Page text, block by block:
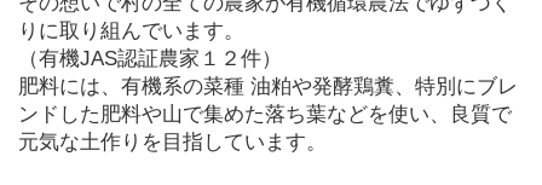
りに取り組んでいます。
（有機JAS認証農家１２件）
肥料には、有機系の菜種 油粕や発酵鶏糞、特別にブレ
ンドした肥料や山で集めた落ち葉などを使い、良質で
元気な土作りを目指しています。